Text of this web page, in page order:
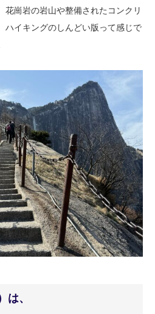
花崗岩の岩山や整備されたコンクリ
ハイキングのしんどい版って感じで
は、